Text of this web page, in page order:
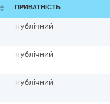
ПРИВАТНІСТЬ
публічний
публічний
публічний